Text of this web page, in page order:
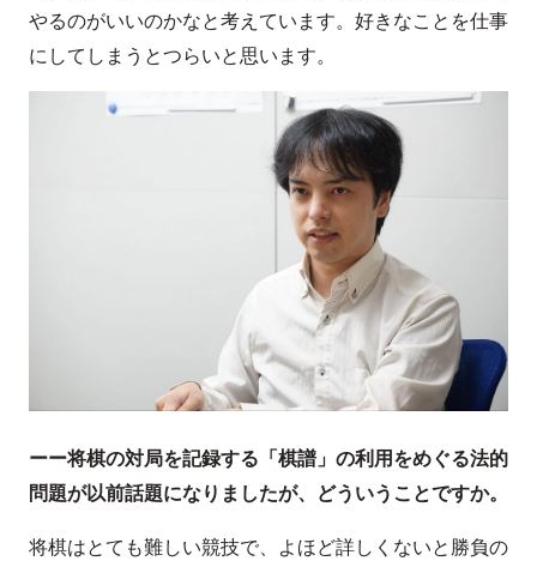
やるのがいいのかなと考えています。好きなことを仕事
にしてしまうとつらいと思います。
ーー将棋の対局を記録する「棋譜」の利用をめぐる法的
問題が以前話題になりましたが、どういうことですか。
将棋はとても難しい競技で、よほど詳しくないと勝負の